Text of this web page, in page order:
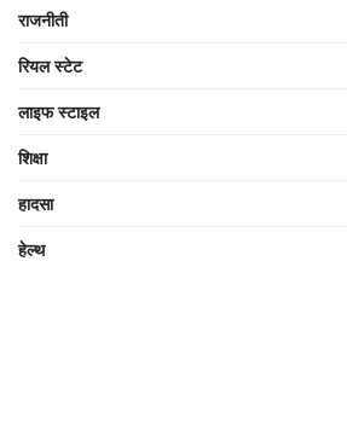
राजनीती
रियल स्टेट
लाइफ स्टाइल
शिक्षा
हादसा
हेल्थ